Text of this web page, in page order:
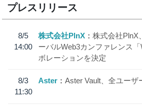
プレスリリース
8/5
14:00
株式会社PlnX
株式会社PlnX
ーバルWeb3カンファレンス
ボレーションを決定
8/3
11:30
Aster Aster Vault、全ユーザ